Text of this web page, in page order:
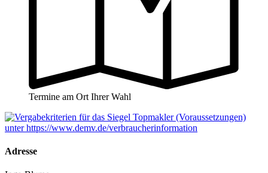
Termine am Ort Ihrer Wahl
Adresse